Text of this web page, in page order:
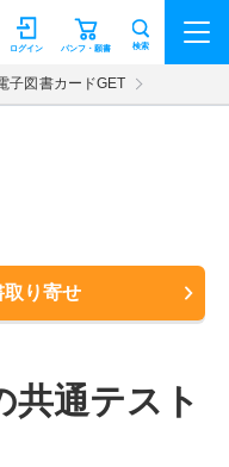
パンフ・願書
ログイン 検索
子図書カードGET
取り寄せ
共通テスト